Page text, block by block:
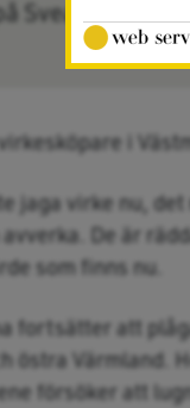
Sveaskog.
i
jaga virke nu,
De är
som finns nu.
fortsätter att
östra Värmland.
försöker att